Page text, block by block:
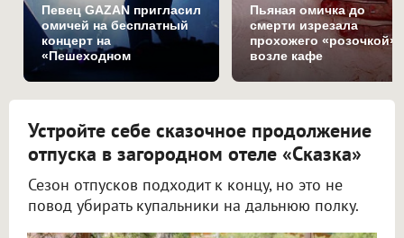
Певец GAZAN пригласил
омичей на бесплатный
концерт на
«Пешеходном
Пьяная омичка до
смерти изрезала
прохожего «розочкой»
возле кафе
Устройте себе сказочное продолжение
отпуска в загородном отеле «Сказка»
Сезон отпусков подходит к концу, но это не
повод убирать купальники на дальнюю полку.